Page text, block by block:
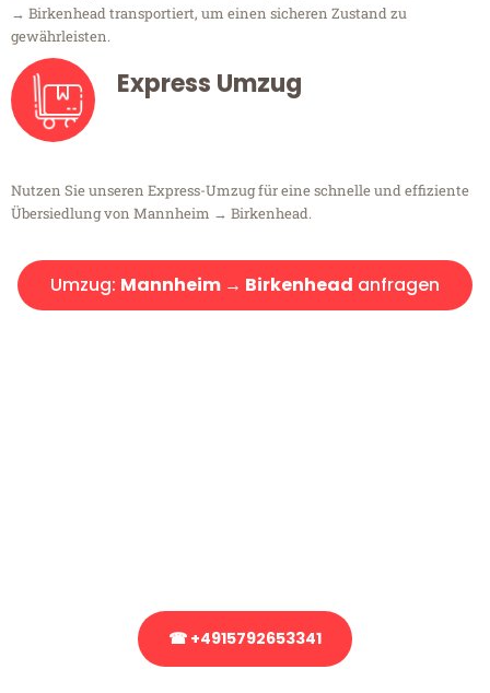
→ Birkenhead transportiert, um einen sicheren Zustand zu
gewährleisten.
Express Umzug
Nutzen Sie unseren Express-Umzug für eine schnelle und effiziente
Übersiedlung von Mannheim → Birkenhead.
Umzug: Mannheim → Birkenhead anfragen
☎ +4915792653341